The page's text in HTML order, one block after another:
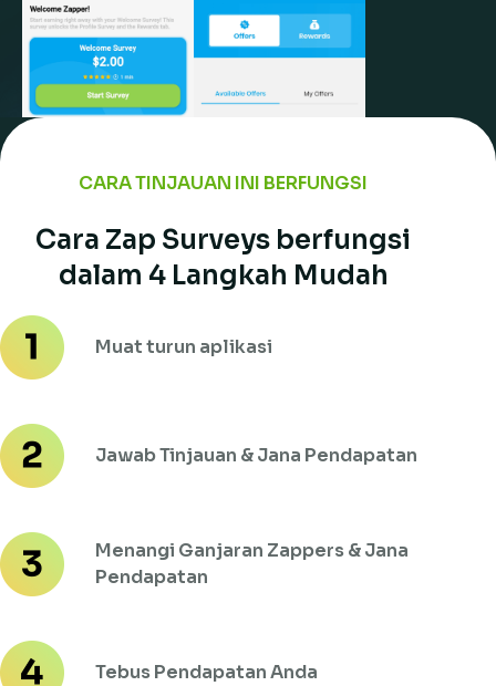
CARA TINJAUAN INI BERFUNGSI
Cara Zap Surveys berfungsi
dalam 4 Langkah Mudah
Muat turun aplikasi
Jawab Tinjauan & Jana Pendapatan
Menangi Ganjaran Zappers & Jana
Pendapatan
Tebus Pendapatan Anda